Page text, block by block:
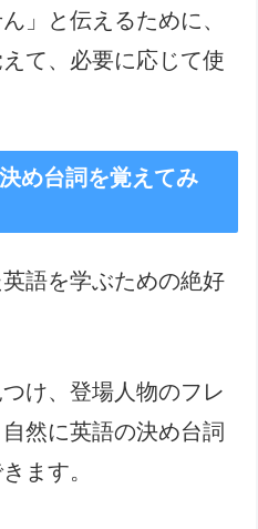
」と伝えるために、
て、必要に応じて使
め台詞を覚えてみ
語を学ぶための絶好
け、登場人物のフレ
然に英語の決め台詞
ます。